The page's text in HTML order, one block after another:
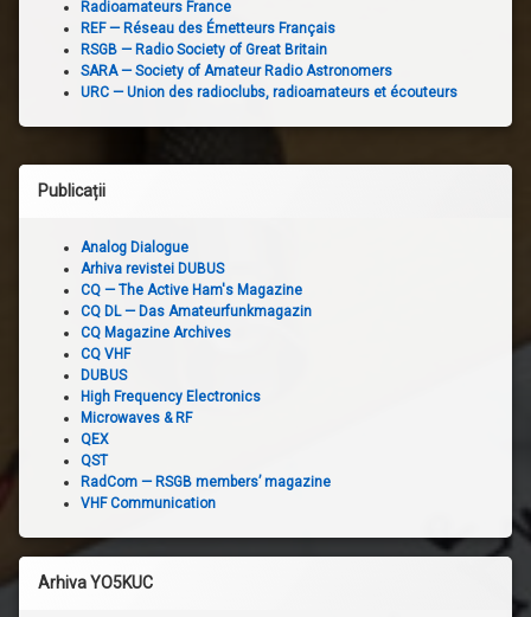
Radioamateurs France
REF — Réseau des Émetteurs Français
RSGB — Radio Society of Great Britain
SARA — Society of Amateur Radio Astronomers
URC — Union des radioclubs, radioamateurs et écouteurs
Publicații
Analog Dialogue
Arhiva revistei DUBUS
CQ — The Active Ham's Magazine
CQ DL — Das Amateurfunkmagazin
CQ Magazine Archives
CQ VHF
DUBUS
High Frequency Electronics
Microwaves & RF
QEX
QST
RadCom — RSGB members’ magazine
VHF Communication
Arhiva YO5KUC